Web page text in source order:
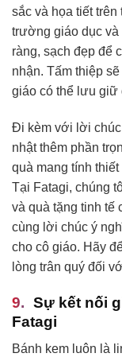
sắc và họa tiết
trường giáo dục và
ràng, sạch đẹp để
nhận. Tấm thiệp
giáo có thể lưu giữ
Đi kèm với lời
nhật thêm phần
quà mang tính
Tại Fatagi, chúng
và quà tặng tinh tế
cùng lời chúc ý
cho cô giáo. Hãy
lòng trân quý đối
Sự kết nối
Fatagi
Bánh kem luôn là